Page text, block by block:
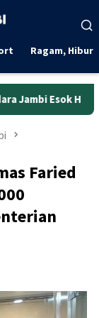
Ragam,
Hari Mulai
Faried